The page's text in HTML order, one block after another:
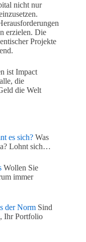
nicht nur
erzielen. Die
Projekte
ist Impact
die
die Welt
es sich? Was
Lohnt sich…
Wollen Sie
immer
der Norm Sind
Ihr Portfolio